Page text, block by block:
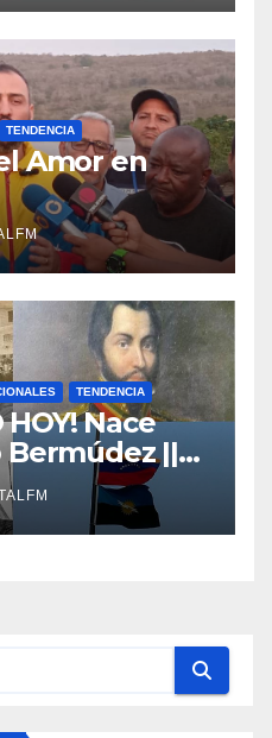
TENDENCIA
Amor en
TENDENCIA
HOY! Nace
Bermúdez ||
Gaitán ||
de Marcos
|| Nace